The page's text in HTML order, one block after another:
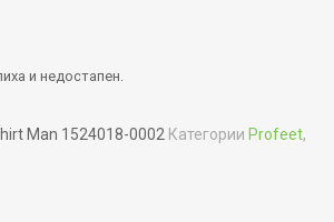
и недостапен.
Man 1524018-0002 Категории Profeet,